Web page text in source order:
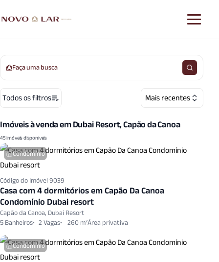
Faça uma busca
Todos os filtros Mais recentes
Imóveis à venda em Dubai Resort, Capão da Canoa
45 imóveis disponíveis
Condomínio
Código do Imóvel 9039
Casa com 4 dormitórios em Capão Da Canoa
Condomínio Dubai resort
Capão da Canoa, Dubai Resort
5 Banheiros
2 Vagas 260 m²
Condomínio